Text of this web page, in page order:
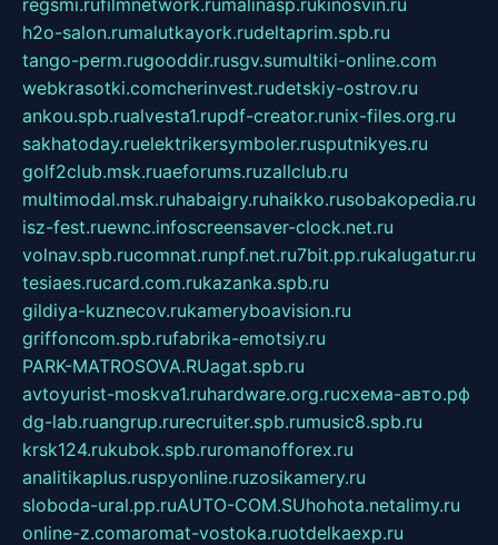
h2o-salon.rumalutkayork.rudeltaprim.spb.ru
tango-perm.rugooddir.rusgv.sumultiki-online.com
webkrasotki.comcherinvest.rudetskiy-ostrov.ru
ankou.spb.rualvesta1.rupdf-creator.runix-files.org.ru
sakhatoday.ruelektrikersymboler.rusputnikyes.ru
golf2club.msk.ruaeforums.ruzallclub.ru
multimodal.msk.ruhabaigry.ruhaikko.rusobakopedia.ru
isz-fest.ruewnc.infoscreensaver-clock.net.ru
volnav.spb.rucomnat.runpf.net.ru7bit.pp.rukalugatur.ru
tesiaes.rucard.com.rukazanka.spb.ru
gildiya-kuznecov.rukameryboavision.ru
griffoncom.spb.rufabrika-emotsiy.ru
PARK-MATROSOVA.RUagat.spb.ru
avtoyurist-moskva1.ruhardware.org.ruсхема-авто.рф
dg-lab.ruangrup.rurecruiter.spb.rumusic8.spb.ru
krsk124.rukubok.spb.ruromanofforex.ru
analitikaplus.ruspyonline.ruzosikamery.ru
sloboda-ural.pp.ruAUTO-COM.SUhohota.netalimy.ru
online-z.comaromat-vostoka.ruotdelkaexp.ru